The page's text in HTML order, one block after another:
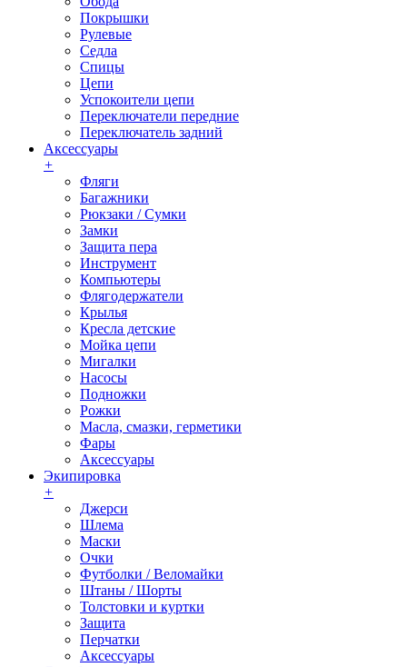
Покрышки
Рулевые
Седла
Спицы
Цепи
Успокоители цепи
Переключатели передние
Переключатель задний
Аксессуары
+
Фляги
Багажники
Рюкзаки / Сумки
Замки
Защита пера
Инструмент
Компьютеры
Флягодержатели
Крылья
Кресла детские
Мойка цепи
Мигалки
Насосы
Подножки
Рожки
Масла, смазки, герметики
Фары
Аксессуары
Экипировка
+
Джерси
Шлема
Маски
Очки
Футболки / Веломайки
Штаны / Шорты
Толстовки и куртки
Защита
Перчатки
Аксессуары